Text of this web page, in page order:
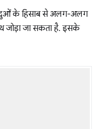
के हिसाब से अलग-अलग
जोड़ा जा सकता है. इसके